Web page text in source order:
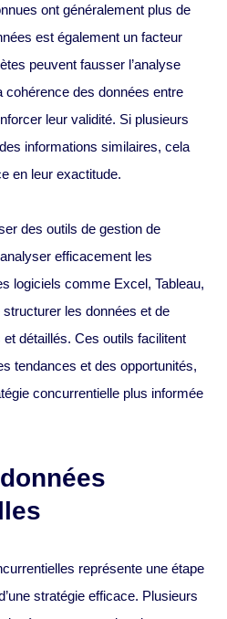
ont généralement plus de
est également un facteur
peuvent fausser l’analyse
cohérence des données entre
leur validité. Si plusieurs
informations similaires, cela
en leur exactitude.
des outils de gestion de
efficacement les
logiciels comme Excel, Tableau,
les données et de
détaillés. Ces outils facilitent
tendances et des opportunités,
concurrentielle plus informée
représente une étape
stratégie efficace. Plusieurs